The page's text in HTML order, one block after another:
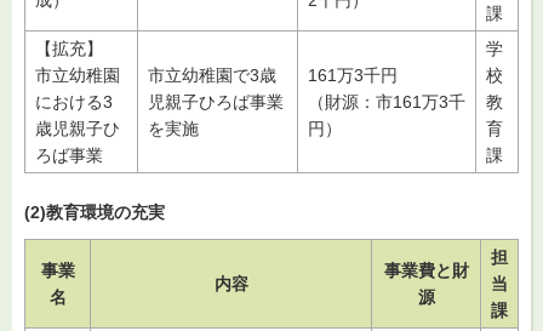
課
【拡充】
市立幼稚園
における3
歳児親子ひ
ろば事業
市立幼稚園で3歳
児親子ひろば事業
を実施
161万3千円
（財源：市161万3千
円）
学
校
教
育
課
(2)教育環境の充実
事業
名
内容
事業費と財
源
担
当
課